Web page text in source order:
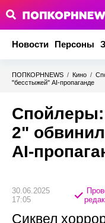
Новости Персоны
ПОПКОРНNEWS / Кино /
"бесстыжей" AI-пропаганде
Спойлеры:
2"
AI-
30.06.2025
17:05
Сиквел